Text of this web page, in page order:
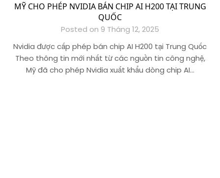
MỸ CHO PHÉP NVIDIA BÁN CHIP AI H200 TẠI TRUNG
QUỐC
Posted on 9 Tháng 12, 2025
Nvidia được cấp phép bán chip AI H200 tại Trung Quốc
Theo thông tin mới nhất từ các nguồn tin công nghệ,
Mỹ đã cho phép Nvidia xuất khẩu dòng chip AI…